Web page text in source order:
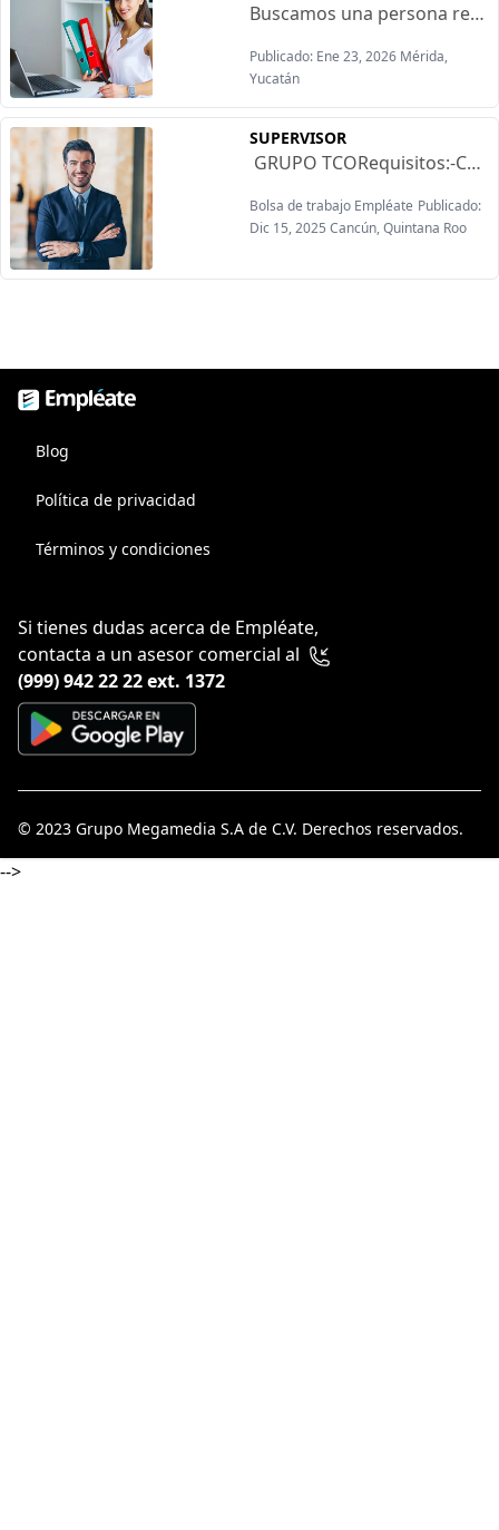
Buscamos una persona responsable, organizada y orientada al servicio para supervisar la operación diaria de nuestras propiedades. Esta posición es clave para garantizar altos estándares de calidad, coordinación eficiente de equipos y una experiencia excepcional para cada huésped.La persona seleccionada trabajará en un entorno dinámico, con enfoque en resultados, mejora continua y atención al detalle.Responsabilidades principales:Supervisar el estado general de las propiedades antes y después de cada estancia.Coordinar al personal de limpieza y mantenimiento.Verificar que los espacios cumplan con los estándares de calidad y presentación.Reportar incidencias y dar seguimiento a reparaciones necesarias.Asegurar la correcta reposición de insumos básicos.Mantener comunicación clara con el equipo operativo.Apoyar en la resolución de situaciones durante la estancia de huéspedes.Requisitos deseables:Disponibilidad de horarioFacilidad de movimiento (transporte)Ofrecemos la oportunidad de integrarse a un proyecto en crecimiento, con posibilidad de desarrollo profesional y un ambiente de trabajo colaborativo.
Publicado: Ene 23, 2026 Mérida,
Yucatán
SUPERVISOR
GRUPO TCORequisitos:-Con o sin experiencia-Responsable-ProactivoOfrecen:-Sueldo semanal-Descanso fijo Domingos-Prestaciones de ley-Bonos y Comisiones
Bolsa de trabajo Empléate Publicado:
Dic 15, 2025 Cancún, Quintana Roo
Empléate, bolsa de trabajo
Blog
Política de privacidad
Términos y condiciones
Si tienes dudas acerca de Empléate,
contacta a un asesor comercial al
(999) 942 22 22 ext. 1372
© 2023 Grupo Megamedia S.A de C.V. Derechos reservados.
-->